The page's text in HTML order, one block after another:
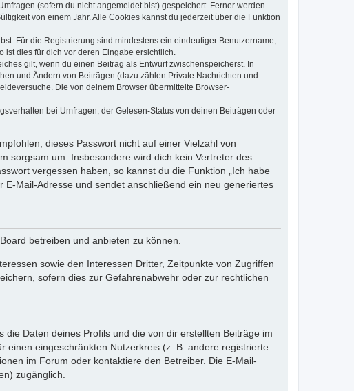
(sofern du nicht angemeldet bist) gespeichert. Ferner werden
von einem Jahr. Alle Cookies kannst du jederzeit über die Funktion
Für die Registrierung sind mindestens ein eindeutiger Benutzername,
ist dies für dich vor deren Eingabe ersichtlich.
gilt, wenn du einen Beitrag als Entwurf zwischenspeicherst. In
und Ändern von Beiträgen (dazu zählen Private Nachrichten und
Die von deinem Browser übermittelte Browser-
bei Umfragen, der Gelesen-Status von deinen Beiträgen oder
dieses Passwort nicht auf einer Vielzahl von
sorgsam um. Insbesondere wird dich kein Vertreter des
vergessen haben, so kannst du die Funktion „Ich habe
Mail-Adresse und sendet anschließend ein neu generiertes
betreiben und anbieten zu können.
sowie den Interessen Dritter, Zeitpunkte von Zugriffen
sofern dies zur Gefahrenabwehr oder zur rechtlichen
Daten deines Profils und die von dir erstellten Beiträge im
einen eingeschränkten Nutzerkreis (z. B. andere registrierte
im Forum oder kontaktiere den Betreiber. Die E-Mail-
zugänglich.